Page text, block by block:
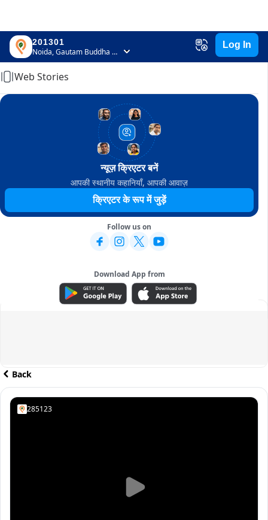
201301
Noida, Gautam Buddha Nagar, Uttar Pradesh
Log In
Home
Web Stories
न्यूज़ क्रिएटर बनें
आपकी स्थानीय कहानियाँ, आपकी आवाज़
क्रिएटर के रूप में जुड़ें
Follow us on
Download App from
ADVERTISEMENT
Back
285123